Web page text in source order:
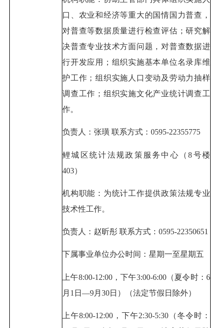
口、农业和经济等重大的国情国力普查，
对普查等数据质量进行检查评估；研究解
决普查专业技术方面问题，对普查数据进
行开发应用；组织实施基本单位名录库维
护工作；组织实施人口变动及劳动力抽样
调查工作；组织实施文化产业统计调查工
作。
负责人：张璜 联系方式：0595-22355775
鲤城区统计法规政策服务中心（8号楼
403）
机构职能：为统计工作提供政策法规专业
技术性工作。
负责人：赵昕彤 联系方式：0595-22350651
下属事业单位办公时间：星期一至星期五
上午8:00-12:00，下午3:00-6:00（夏令时：6
月1日—9月30日）（法定节假日除外）
上午8:00-12:00，下午2:30-5:30（冬令时：